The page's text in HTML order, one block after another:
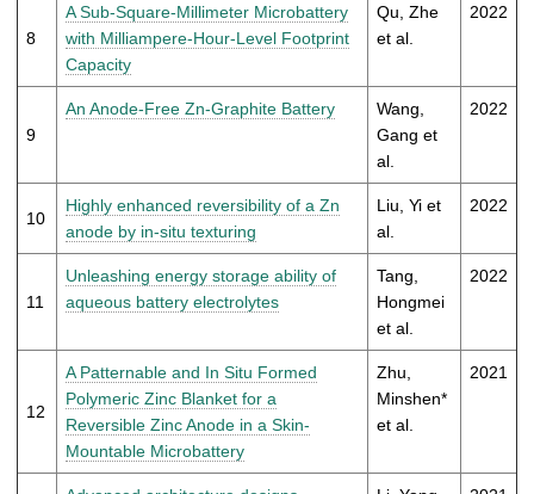
8
A Sub-Square-Millimeter Microbattery
with Milliampere-Hour-Level Footprint
Capacity
Qu, Zhe
et al.
2022
9
An Anode-Free Zn-Graphite Battery
Wang,
Gang et
al.
2022
10
Highly enhanced reversibility of a Zn
anode by in-situ texturing
Liu, Yi et
al.
2022
11
Unleashing energy storage ability of
aqueous battery electrolytes
Tang,
Hongmei
et al.
2022
12
A Patternable and In Situ Formed
Polymeric Zinc Blanket for a
Reversible Zinc Anode in a Skin-
Mountable Microbattery
Zhu,
Minshen*
et al.
2021